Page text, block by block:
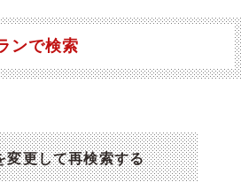
ンで検索
変更して再検索する